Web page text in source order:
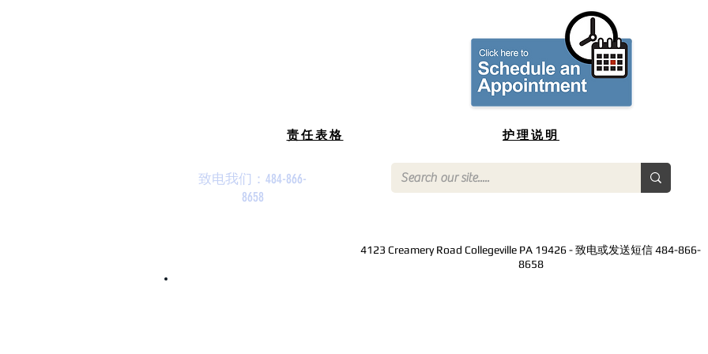
责任表格
致电我们：484-866-
8658
护理说明
4123 Creamery Road Collegeville PA 19426 - 致电或发送短信 484-866-
8658